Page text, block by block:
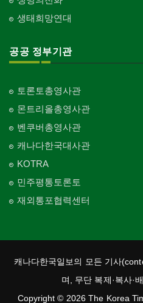
생태희망연대
공공 정부기관
토론토총영사관
몬트리올총영사관
벤쿠버총영사관
캐나다한국대사관
KOTRA
민주평통토론토
재외통포협력센터
캐나다한국일보의 모든 기사
며, 무단 복제·복사·
Copyright © 2026 The Korea